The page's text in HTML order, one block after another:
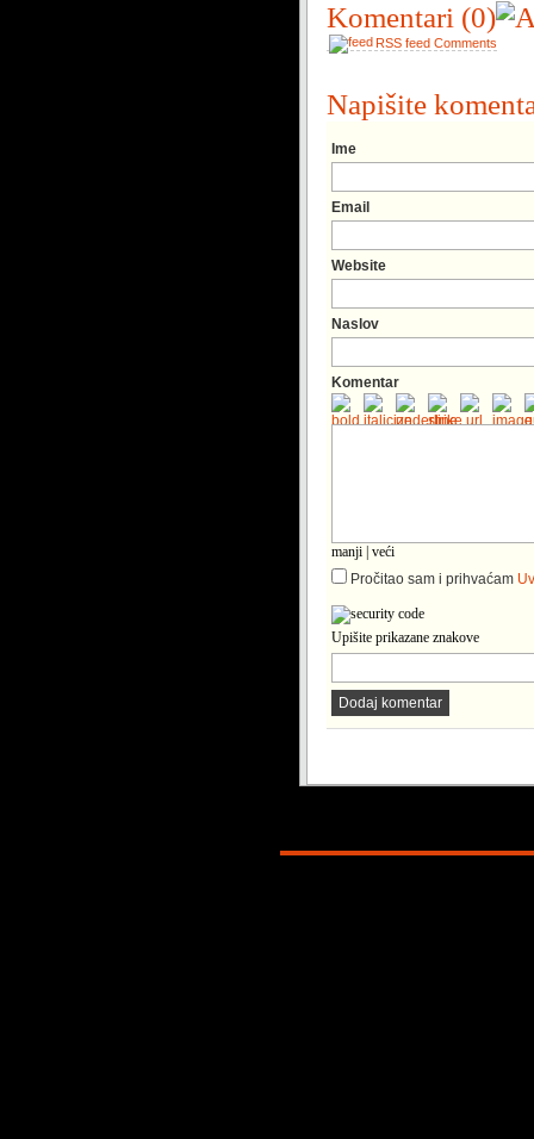
Komentari (0)
RSS feed Comments
Napišite
Ime
Email
Website
Naslov
Komentar
manji veći
Pročitao sam i prihvaćam
Upišite prikazane znakove
Dodaj komentar